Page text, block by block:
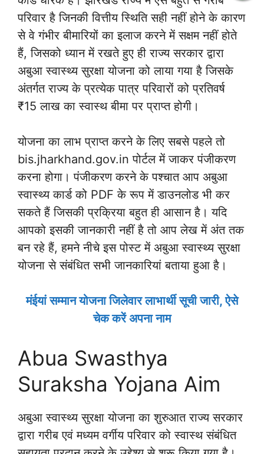
परिवार है जिनकी वित्तीय स्थिति सही नहीं होने के कारण
से वे गंभीर बीमारियों का इलाज करने में सक्षम नहीं होते
हैं, जिसको ध्यान में रखते हुए ही राज्य सरकार द्वारा
अबुआ स्वास्थ्य सुरक्षा योजना को लाया गया है जिसके
अंतर्गत राज्य के प्रत्येक पात्र परिवारों को प्रतिवर्ष
₹15 लाख का स्वास्थ बीमा पर प्राप्त होगी।
योजना का लाभ प्राप्त करने के लिए सबसे पहले तो
bis.jharkhand.gov.in पोर्टल में जाकर पंजीकरण
करना होगा। पंजीकरण करने के पश्चात आप अबुआ
स्वास्थ्य कार्ड को PDF के रूप में डाउनलोड भी कर
सकते हैं जिसकी प्रक्रिया बहुत ही आसान है। यदि
आपको इसकी जानकारी नहीं है तो आप लेख में अंत तक
बन रहे हैं, हमने नीचे इस पोस्ट में अबुआ स्वास्थ्य सुरक्षा
योजना से संबंधित सभी जानकारियां बताया हुआ है।
मंईयां सम्मान योजना जिलेवार लाभार्थी सूची जारी, ऐसे
चेक करें अपना नाम
Abua Swasthya
Suraksha Yojana Aim
अबुआ स्वास्थ्य सुरक्षा योजना का शुरुआत राज्य सरकार
द्वारा गरीब एवं मध्यम वर्गीय परिवार को स्वास्थ संबंधित